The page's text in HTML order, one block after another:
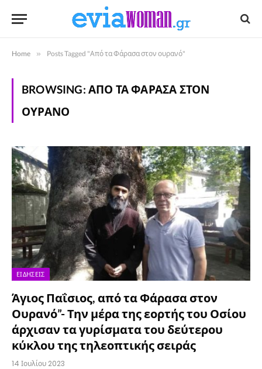
Home » Posts Tagged "Από τα Φάρασα στον ουρανό"
BROWSING: ΑΠΌ ΤΑ ΦΆΡΑΣΑ ΣΤΟΝ
ΟΥΡΑΝΌ
ΕΙΔΉΣΕΙΣ
Άγιος Παΐσιος, από τα Φάρασα στον
Ουρανό”- Την μέρα της εορτής του Οσίου
άρχισαν τα γυρίσματα του δεύτερου
κύκλου της τηλεοπτικής σειράς
14 Ιουλίου 2023